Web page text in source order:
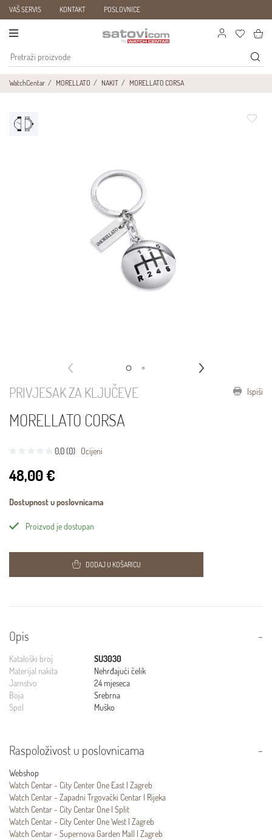
VAŠ SERVIS KONTAKT POSLOVNICE
WatchCentar MORELLATO NAKIT MORELLATO CORSA
Ispiši
PRIVJESAK ZA KLJUČEVE
MORELLATO CORSA
0,0 (0) Ocijeni
48,00 €
Dostupnost u poslovnicama
Proizvod je dostupan
DODAJ U KOŠARICU
Opis
Kataloški broj
SU3030
Materijal nakita
Nehrđajući čelik
Jamstvo
24 mjeseca
Boja
Srebrna
Spol
Muško
Raspoloživost u poslovnicama
Webshop
Watch Centar - City Center One East | Zagreb
Watch Centar - Zapadni Trgovački Centar | Rijeka
Watch Centar - City Centar One | Split
Watch Centar - City Center One West | Zagreb
Watch Centar - Supernova Garden Mall | Zagreb